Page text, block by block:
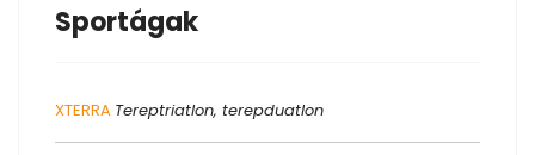
Sportágak
XTERRA Tereptriatlon, terepduatlon